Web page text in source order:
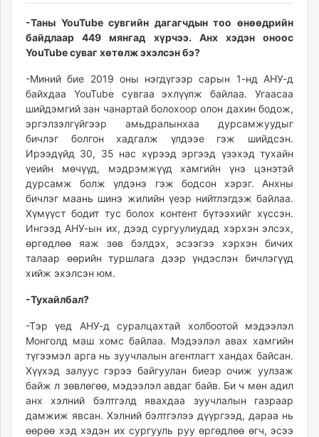
isee.mn
mglradio.com
itoim.mn
tumen.mn
shuum.mn
times.mn
tvmongolia.mn
mass.mn
unegui.mn
assa.mn
toim.mn
tac.mn
paparazzi.mn
unread.today
-Таны YouTube сувгийн дагагчдын тоо өнөөдрийн
байдлаар 449 мянгад хүрчээ. Анх хэдэн оноос
YouTube суваг хөтөлж эхэлсэн бэ?
-Миний бие 2019 оны нэгдүгээр сарын 1-нд АНУ-д
байхдаа YouTube сувгаа эхлүүлж байлаа. Угаасаа
шийдэмгий зан чанартай болохоор олон дахин бодож,
эргэлзэлгүйгээр амьдралынхаа дурсамжуудыг
бичлэг болгон хадгалж үлдээе гэж шийдсэн.
Ирээдүйд 30, 35 нас хүрээд эргээд үзэхэд тухайн
үеийн мөчүүд, мэдрэмжүүд хамгийн үнэ цэнэтэй
дурсамж болж үлдэнэ гэж бодсон хэрэг. Анхны
бичлэг маань шинэ жилийн үеэр нийтлэгдэж байлаа.
Хүмүүст бодит тус болох контент бүтээхийг хүссэн.
Ингээд АНУ-ын их, дээд сургуулиудад хэрхэн элсэх,
өргөдлөө яаж зөв бэлдэх, эсээгээ хэрхэн бичих
талаар өөрийн туршлага дээр үндэслэн бичлэгүүд
хийж эхэлсэн юм.
-Тухайлбал?
-Тэр үед АНУ-д суралцахтай холбоотой мэдээлэл
Монголд маш хомс байлаа. Мэдээлэл авах хамгийн
түгээмэл арга нь зуучлалын агентлагт хандах байсан.
Хүүхэд залуус гэрээ байгуулан биеэр очиж уулзаж
байж л зөвлөгөө, мэдээлэл авдаг байв. Би ч мөн адил
анх хэлний бэлтгэлд явахдаа зуучлалын газраар
дамжиж явсан. Хэлний бэлтгэлээ дүүргээд, дараа нь
өөрөө хэд хэдэн их сургууль руу өргөдлөө өгч, эсээ